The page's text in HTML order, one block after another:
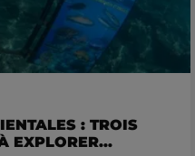
: TROIS
EXPLORER...